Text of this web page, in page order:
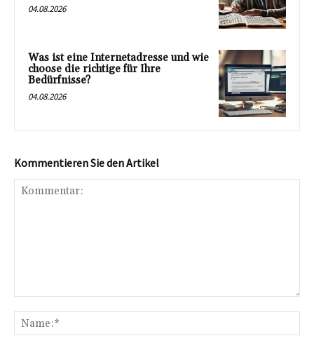
04.08.2026
Was ist eine Internetadresse und wie
choose die richtige für Ihre
Bedürfnisse?
04.08.2026
Kommentieren Sie den Artikel